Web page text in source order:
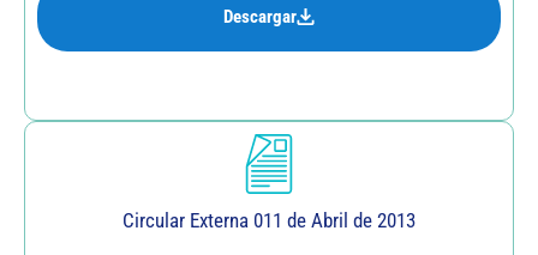
Descargar
Circular Externa 011 de Abril de 2013